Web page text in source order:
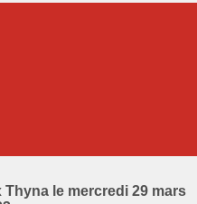
le mercredi 29 mars